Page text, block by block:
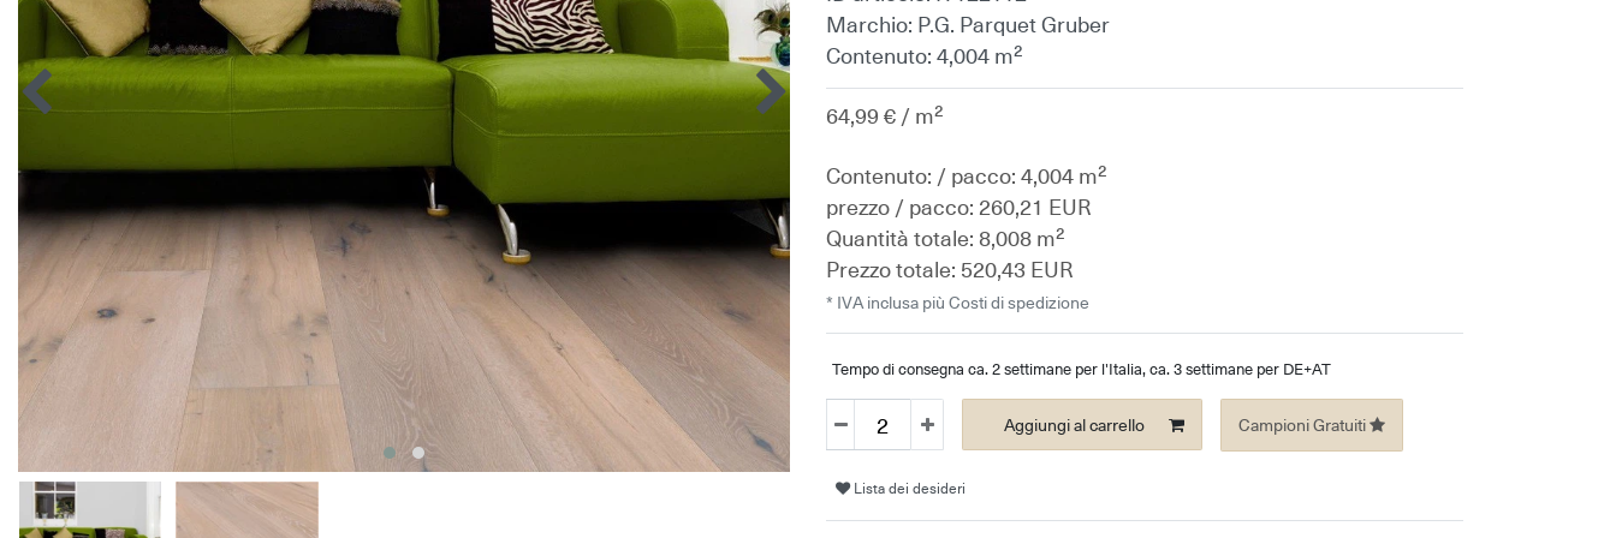
Marchio: P.G. Parquet Gruber
Contenuto: 4,004 m²
64,99 € / m²
Contenuto: / pacco: 4,004 m²
prezzo / pacco: 260,21 EUR
Quantità totale: 8,008 m²
Prezzo totale: 520,43 EUR
* IVA inclusa più Costi di spedizione
Tempo di consegna ca. 2 settimane per l'Italia, ca. 3 settimane per DE+AT
Aggiungi al carrello Campioni Gratuiti
Lista dei desideri